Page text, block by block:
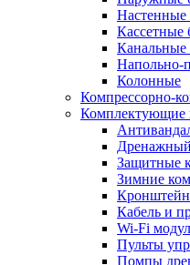
Настенные
Кассетные
Канальные
Напольно-
Колонные
Компрессорно-
Комплектующие
Защитные
Зимние
Кабель и
Wi-Fi
Пульты
Помпы